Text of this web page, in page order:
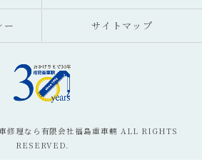
ー サイトマップ
修理なら有限会社福島重車輛 ALL RIGHTS
RESERVED.